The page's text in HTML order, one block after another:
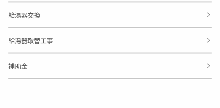
給湯器交換
給湯器取替工事
補助金